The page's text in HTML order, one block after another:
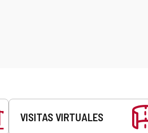
VISITAS VIRTUALES